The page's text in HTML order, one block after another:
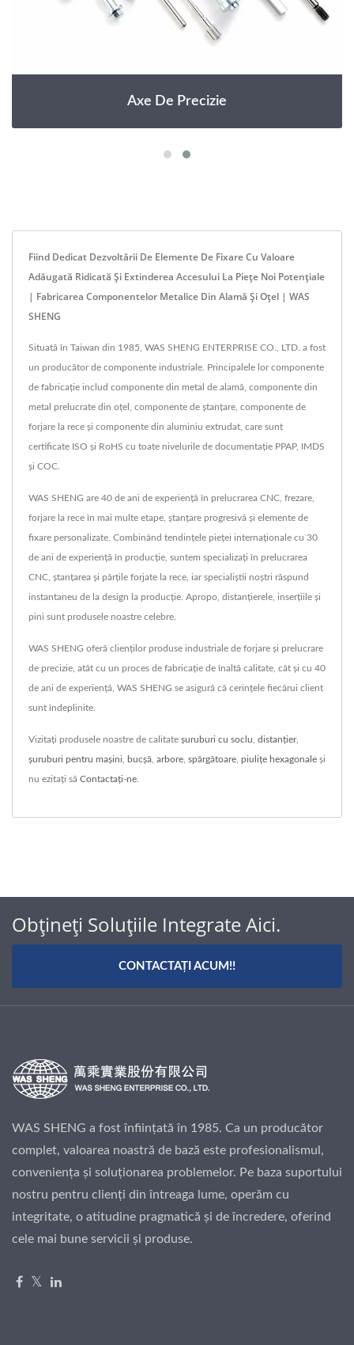
Axe De Precizie
Fiind Dedicat Dezvoltării De Elemente De Fixare Cu Valoare
Adăugată Ridicată Și Extinderea Accesului La Piețe Noi Potențiale
| Fabricarea Componentelor Metalice Din Alamă Și Oțel | WAS
SHENG
Situată în Taiwan din 1985, WAS SHENG ENTERPRISE CO., LTD. a fost
un producător de componente industriale. Principalele lor componente
de fabricație includ componente din metal de alamă, componente din
metal prelucrate din oțel, componente de ștanțare, componente de
forjare la rece și componente din aluminiu extrudat, care sunt
certificate ISO și RoHS cu toate nivelurile de documentație PPAP, IMDS
și COC.
WAS SHENG are 40 de ani de experiență în prelucrarea CNC, frezare,
forjare la rece în mai multe etape, ștanțare progresivă și elemente de
fixare personalizate. Combinând tendințele pieței internaționale cu 30
de ani de experiență în producție, suntem specializați în prelucrarea
CNC, ștanțarea și părțile forjate la rece, iar specialiștii noștri răspund
instantaneu de la design la producție. Apropo, distanțierele, inserțiile și
pini sunt produsele noastre celebre.
WAS SHENG oferă clienților produse industriale de forjare și prelucrare
de precizie, atât cu un proces de fabricație de înaltă calitate, cât și cu 40
de ani de experiență, WAS SHENG se asigură că cerințele fiecărui client
sunt îndeplinite.
Vizitați produsele noastre de calitate șuruburi cu soclu distanţier,
șuruburi pentru mașini bucșă arbore spărgătoare piulițe hexagonale și
nu ezitați să Contactați-ne
Obțineți Soluțiile Integrate Aici.
CONTACTAȚI ACUM!!
WAS SHENG a fost înființată în 1985. Ca un producător
complet, valoarea noastră de bază este profesionalismul,
conveniența și soluționarea problemelor. Pe baza suportului
nostru pentru clienți din întreaga lume, operăm cu
integritate, o atitudine pragmatică și de încredere, oferind
cele mai bune servicii și produse.